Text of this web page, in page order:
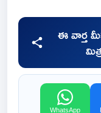
ఈ వార్త
WhatsApp